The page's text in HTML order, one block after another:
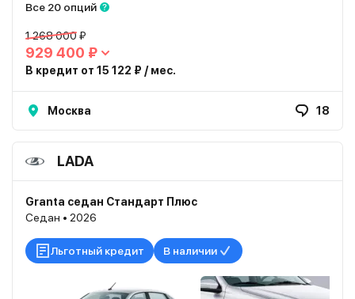
Все 20 опций
1 268 000 ₽
929 400 ₽
В кредит от 15 122 ₽ / мес.
Москва 18
LADA
Granta седан Стандарт Плюс
Седан • 2026
Льготный кредит В наличии